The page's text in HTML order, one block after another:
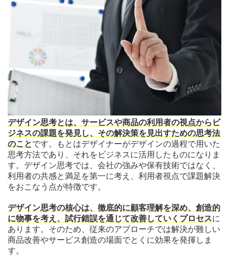
デザイン思考とは、サービスや商品の利用者の視点からビ
ジネスの課題を発見し、その解決策を見出すための思考法
のことです。もとはデザイナーがデザインの過程で用いた
思考方法であり、それをビジネスに活用したものになりま
す。デザイン思考では、会社の強みや保有技術ではなく、
利用者の共感と満足を第一に考え、利用者視点で課題解決
をおこなう点が特徴です。
デザイン思考の核心は、徹底的に顧客理解を深め、創造的
に物事を考え、試行錯誤を通じて改善していくプロセスに
あります。そのため、従来のアプローチでは解決が難しい
商品改善やサービス創造の場面でとくに効果を発揮しま
す。